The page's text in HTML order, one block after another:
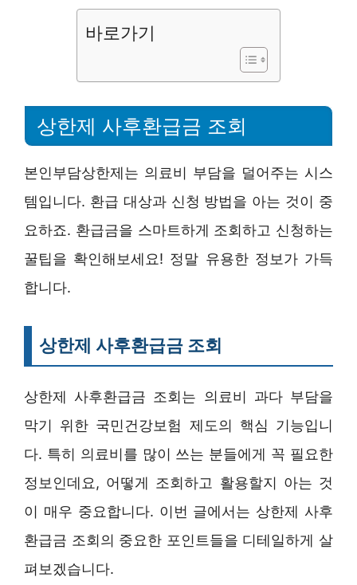
바로가기
상한제 사후환급금 조회
본인부담상한제는 의료비 부담을 덜어주는 시스
템입니다. 환급 대상과 신청 방법을 아는 것이 중
요하죠. 환급금을 스마트하게 조회하고 신청하는
꿀팁을 확인해보세요! 정말 유용한 정보가 가득
합니다.
상한제 사후환급금 조회
상한제 사후환급금 조회는 의료비 과다 부담을
막기 위한 국민건강보험 제도의 핵심 기능입니
다. 특히 의료비를 많이 쓰는 분들에게 꼭 필요한
정보인데요, 어떻게 조회하고 활용할지 아는 것
이 매우 중요합니다. 이번 글에서는 상한제 사후
환급금 조회의 중요한 포인트들을 디테일하게 살
펴보겠습니다.